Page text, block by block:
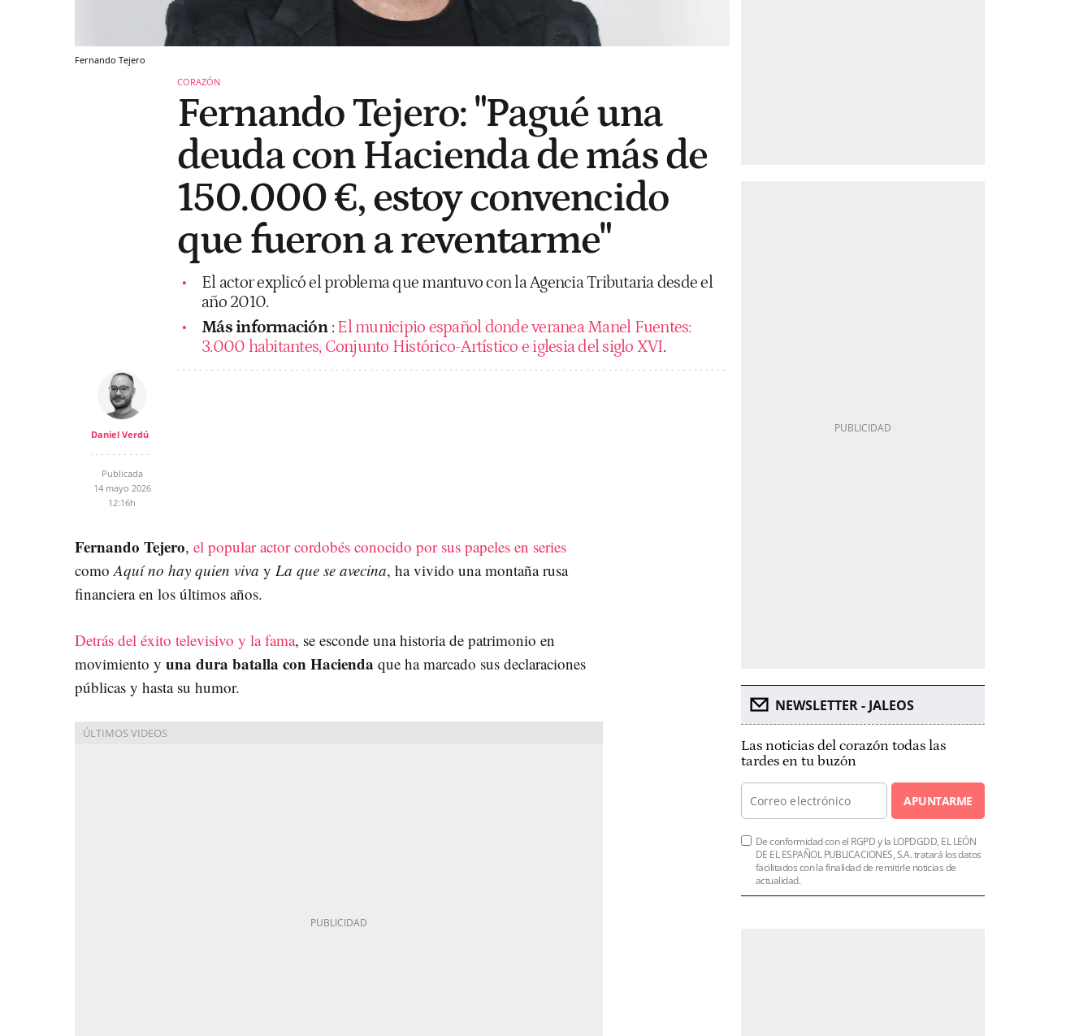
Fernando Tejero
CORAZÓN
Fernando Tejero: "Pagué una
deuda con Hacienda de más de
150.000 €, estoy convencido
que fueron a reventarme"
El actor explicó el problema que mantuvo con la Agencia Tributaria desde el
año 2010.
Más información : El municipio español donde veranea Manel Fuentes:
3.000 habitantes, Conjunto Histórico-Artístico e iglesia del siglo XVI.
Daniel Verdú
Publicada
14 mayo 2026
12:16h
Fernando Tejero, el popular actor cordobés conocido por sus papeles en series
como Aquí no hay quien viva y La que se avecina, ha vivido una montaña rusa
financiera en los últimos años.
Detrás del éxito televisivo y la fama, se esconde una historia de patrimonio en
movimiento y una dura batalla con Hacienda que ha marcado sus declaraciones
públicas y hasta su humor.
NEWSLETTER - JALEOS
Las noticias del corazón todas las
tardes en tu buzón
APUNTARME
De conformidad con el RGPD y la LOPDGDD, EL LEÓN
DE EL ESPAÑOL PUBLICACIONES, S.A. tratará los datos
facilitados con la finalidad de remitirle noticias de
actualidad.